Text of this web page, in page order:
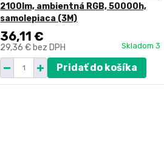
2100lm, ambientná RGB, 50000h,
samolepiaca (3M)
36,11 €
29,36 € bez DPH Skladom 3
Pridať do košíka